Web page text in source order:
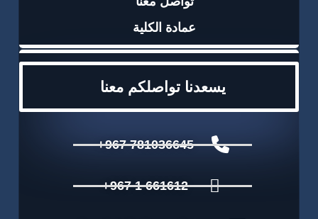
يسعدنا تواصلكم معنا
781036645 967+
661612 1 967+
عمادة الكلية